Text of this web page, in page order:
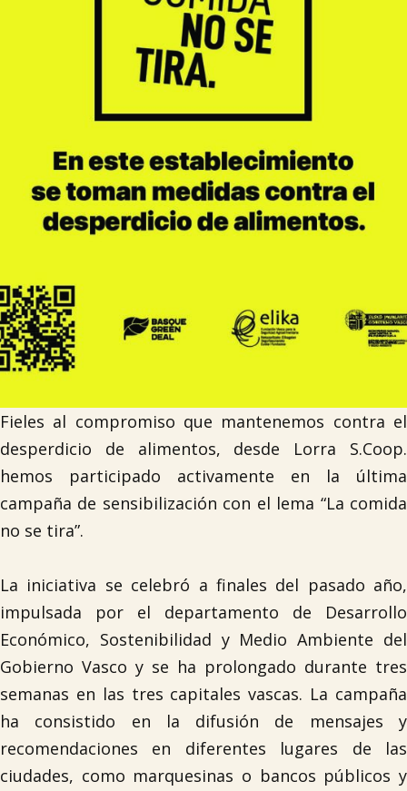
Lursail Market
Fieles al compromiso que mantenemos contra el
desperdicio de alimentos, desde Lorra S.Coop.
hemos participado activamente en la última
campaña de sensibilización con el lema “La comida
no se tira”.
La iniciativa se celebró a finales del pasado año,
impulsada por el departamento de Desarrollo
Económico, Sostenibilidad y Medio Ambiente del
Gobierno Vasco y se ha prolongado durante tres
semanas en las tres capitales vascas. La campaña
ha consistido en la difusión de mensajes y
recomendaciones en diferentes lugares de las
ciudades, como marquesinas o bancos públicos y